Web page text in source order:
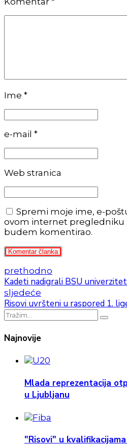
Ime *
e-mail *
Web stranica
Spremi moje ime, e-
ovom internet pregledniku
budem komentirao.
Komentar članka
prethodno
Kadeti nadigrali BSU
sljedeće
Risovi uvršteni u raspored 1.
Najnovije
Mlada reprezentacija
u Ljubljanu
"Risovi" u